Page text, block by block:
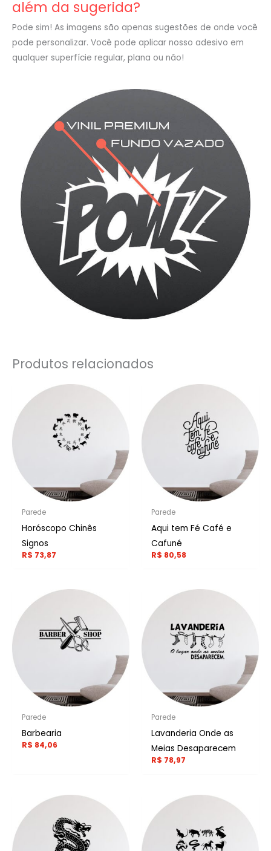
além da sugerida?
Pode sim! As imagens são apenas sugestões de onde você
pode personalizar. Você pode aplicar nosso adesivo em
qualquer superfície regular, plana ou não!
Produtos relacionados
Parede
Horóscopo Chinês
Signos
R$ 73,87
Parede
Aqui tem Fé Café e
Cafuné
R$ 80,58
Parede
Barbearia
R$ 84,06
Parede
Lavanderia Onde as
Meias Desaparecem
R$ 78,97